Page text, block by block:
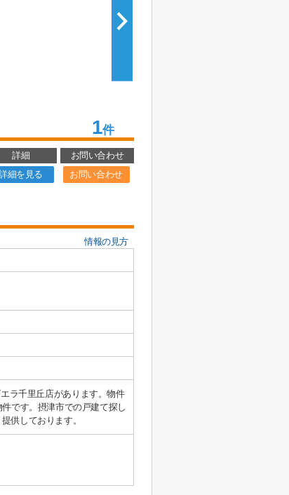
1件
詳細
お問い合わせ
細を見る お問い合わせ
情報の見方
ラ千里丘店があります。物件
です。摂津市での戸建て探し
供しております。